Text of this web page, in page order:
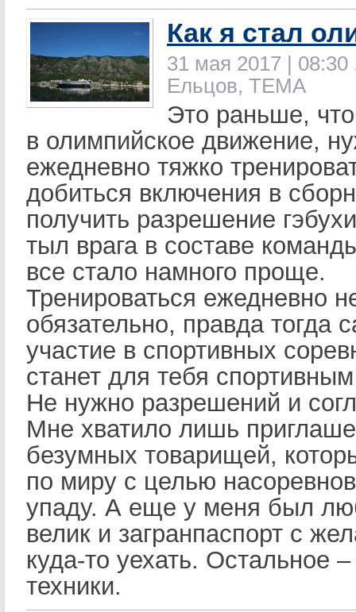
Как я стал
31 мая 2017 | 08:30
Ельцов, ТЕМА
Это раньше,
в олимпийское движение,
ежедневно тяжко
добиться включения в
получить разрешение
тыл врага в составе
все стало намного проще.
Тренироваться ежедневно
обязательно, правда тогда
участие в спортивных
станет для тебя
Не нужно разрешений и
Мне хватило лишь
безумных товарищей,
по миру с целью
упаду. А еще у меня был
велик и загранпаспорт с
куда-то уехать. Остальное
техники.